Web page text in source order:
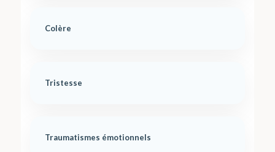
Colère
Tristesse
Traumatismes émotionnels